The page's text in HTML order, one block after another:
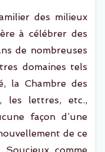
des milieux
à célébrer des
de nombreuses
domaines tels
la Chambre des
les lettres, etc.,
façon d’une
de ce